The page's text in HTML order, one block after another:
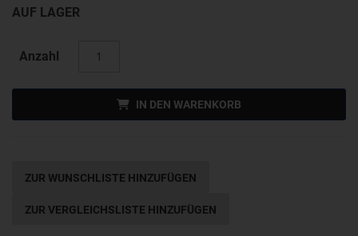
AUF LAGER
Anzahl
IN DEN WARENKORB
ZUR WUNSCHLISTE HINZUFÜGEN
ZUR VERGLEICHSLISTE HINZUFÜGEN
springen